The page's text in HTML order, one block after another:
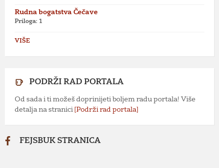
Rudna bogatstva Čečave
Priloga: 1
VIŠE
PODRŽI RAD PORTALA
Od sada i ti možeš doprinijeti boljem radu portala! Više
detalja na stranici [Podrži rad portala]
FEJSBUK STRANICA